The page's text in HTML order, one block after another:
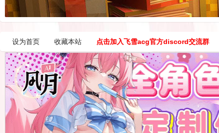
设为首页 收藏本站 点击加入飞雪acg官方discord交流群